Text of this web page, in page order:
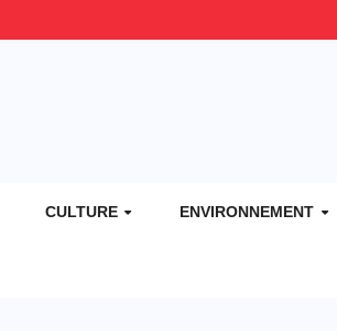
CULTURE ENVIRONNEMENT